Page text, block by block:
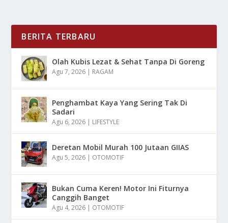
BERITA TERBARU
Olah Kubis Lezat & Sehat Tanpa Di Goreng
Agu 7, 2026 | RAGAM
Penghambat Kaya Yang Sering Tak Di
Sadari
Agu 6, 2026 | LIFESTYLE
Deretan Mobil Murah 100 Jutaan GIIAS
Agu 5, 2026 | OTOMOTIF
Bukan Cuma Keren! Motor Ini Fiturnya
Canggih Banget
Agu 4, 2026 | OTOMOTIF